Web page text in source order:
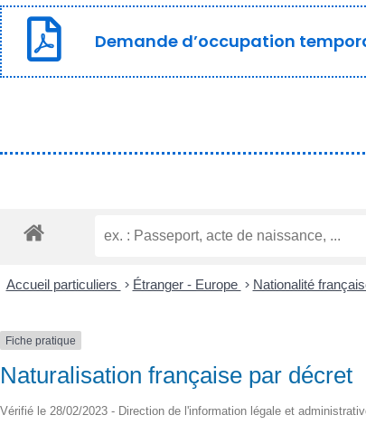
Demande d’occupation
Accueil particuliers > Étranger - Europe > Nationalité
Fiche pratique
Naturalisation française par décret
Vérifié le 28/02/2023 - Direction de l'information légale et